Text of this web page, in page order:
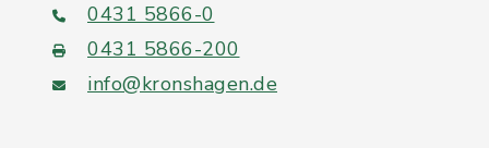
0431 5866-0
0431 5866-200
info@kronshagen.de